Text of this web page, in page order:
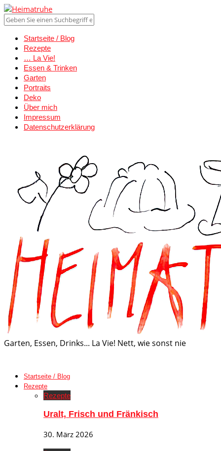
Startseite / Blog
Rezepte
… La Vie!
Essen & Trinken
Garten
Portraits
Deko
Über mich
Impressum
Datenschutzerklärung
Garten, Essen, Drinks... La Vie! Nett, wie sonst nie
Startseite / Blog
Rezepte
Rezepte
Uralt, Frisch und Fränkisch
30. März 2026